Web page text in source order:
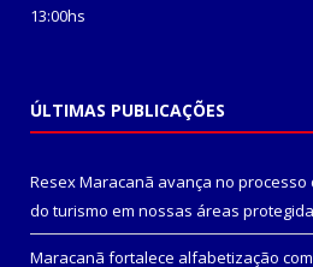
13:00hs
ÚLTIMAS PUBLICAÇÕES
Resex Maracanã avança no
do turismo em nossas áreas
Maracanã fortalece alfabetização